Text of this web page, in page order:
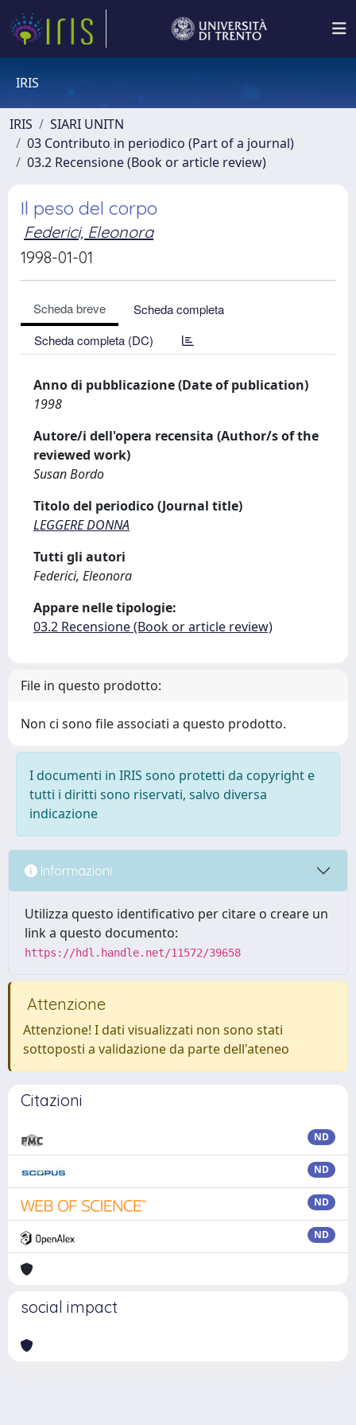
IRIS
IRIS
SIARI UNITN
03 Contributo in periodico (Part of a journal)
03.2 Recensione (Book or article review)
Il peso del corpo
Federici, Eleonora
1998-01-01
Scheda breve
Scheda completa
Scheda completa (DC)
Anno di pubblicazione (Date of publication)
1998
Autore/i dell'opera recensita (Author/s of the
reviewed work)
Susan Bordo
Titolo del periodico (Journal title)
LEGGERE DONNA
Tutti gli autori
Federici, Eleonora
Appare nelle tipologie:
03.2 Recensione (Book or article review)
File in questo prodotto:
Non ci sono file associati a questo prodotto.
I documenti in IRIS sono protetti da copyright e
tutti i diritti sono riservati, salvo diversa
indicazione
Informazioni
Utilizza questo identificativo per citare o creare un
link a questo documento:
https://hdl.handle.net/11572/39658
Attenzione
Attenzione! I dati visualizzati non sono stati
sottoposti a validazione da parte dell'ateneo
Citazioni
ND
ND
ND
ND
social impact